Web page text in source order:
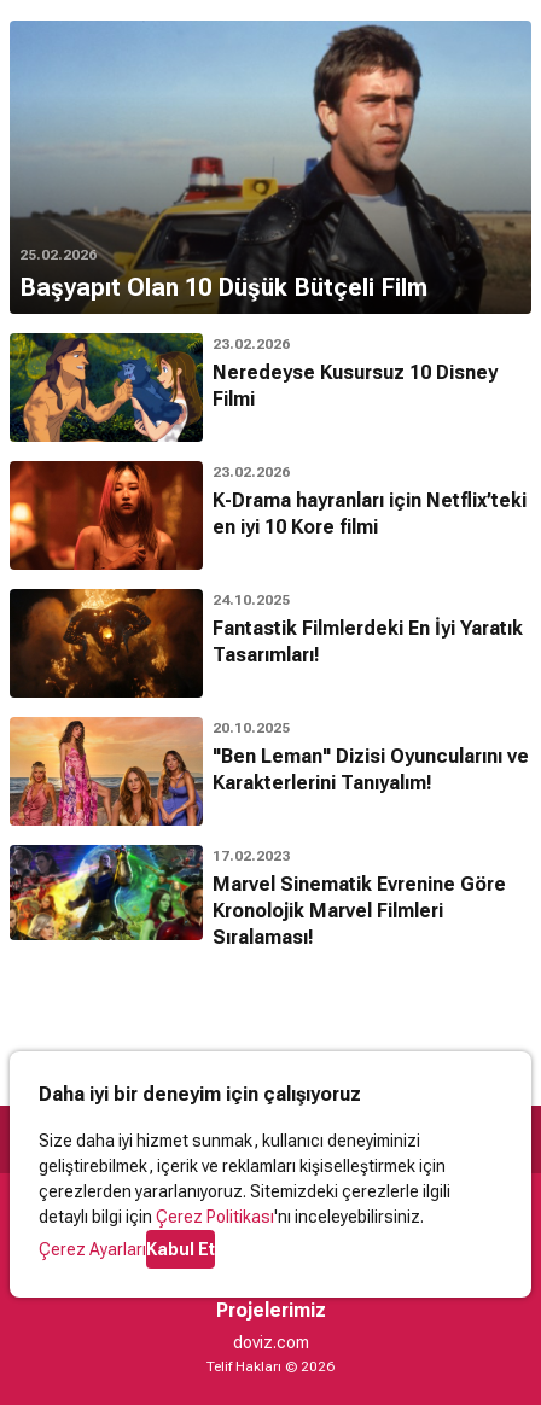
25.02.2026
Başyapıt Olan 10 Düşük Bütçeli Film
23.02.2026
Neredeyse Kusursuz 10 Disney
Filmi
23.02.2026
K-Drama hayranları için Netflix’teki
en iyi 10 Kore filmi
24.10.2025
Fantastik Filmlerdeki En İyi Yaratık
Tasarımları!
20.10.2025
"Ben Leman" Dizisi Oyuncularını ve
Karakterlerini Tanıyalım!
17.02.2023
Marvel Sinematik Evrenine Göre
Kronolojik Marvel Filmleri
Sıralaması!
Daha iyi bir deneyim için çalışıyoruz
Size daha iyi hizmet sunmak, kullanıcı deneyiminizi
geliştirebilmek, içerik ve reklamları kişiselleştirmek için
çerezlerden yararlanıyoruz. Sitemizdeki çerezlerle ilgili
detaylı bilgi için Çerez Politikası'nı inceleyebilirsiniz.
Çerez AyarlarıKabul Et
Destek
İletişimYardımKullanıcı Sözleşmesi
Projelerimiz
doviz.com
Telif Hakları © 2026